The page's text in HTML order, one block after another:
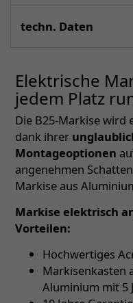
techn. Daten
Elektrische
jedem Platz
Die B25-Markise
dank ihrer
Montageoptionen
angenehmen
Markise aus
Markise elektrisch
Vorteilen:
Hochwertiges
Markisenkasten
Aluminium mit 5